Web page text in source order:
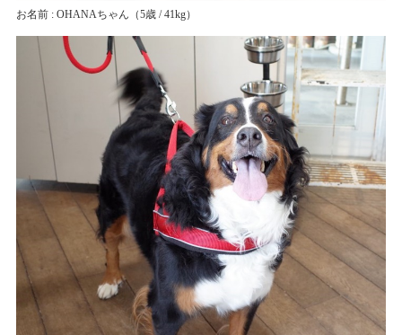
お名前 : OHANAちゃん （5歳 / 41kg）